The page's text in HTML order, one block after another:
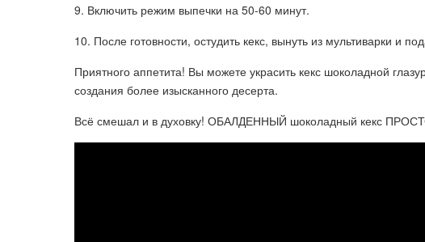
9. Включить режим выпечки на 50-60 минут.
10. После готовности, остудить кекс, вынуть из мультиварки и
Приятного аппетита! Вы можете украсить кекс шоколадной
создания более изысканного десерта.
Всё смешал и в духовку! ОБАЛДЕННЫЙ шоколадный кекс